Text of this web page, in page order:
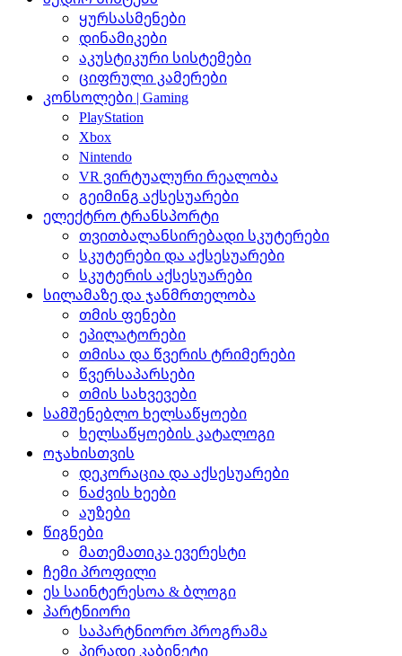
ყურსასმენები
დინამიკები
აკუსტიკური სისტემები
ციფრული კამერები
კონსოლები | Gaming
PlayStation
Xbox
Nintendo
VR ვირტუალური რეალობა
გეიმინგ აქსესუარები
ელექტრო ტრანსპორტი
თვითბალანსირებადი სკუტერები
სკუტერები და აქსესუარები
სკუტერის აქსესუარები
სილამაზე და ჯანმრთელობა
თმის ფენები
ეპილატორები
თმისა და წვერის ტრიმერები
წვერსაპარსები
თმის სახვევები
სამშენებლო ხელსაწყოები
ხელსაწყოების კატალოგი
ოჯახისთვის
დეკორაცია და აქსესუარები
ნაძვის ხეები
აუზები
წიგნები
მათემათიკა ევერესტი
ჩემი პროფილი
ეს საინტერესოა & ბლოგი
პარტნიორი
საპარტნიორო პროგრამა
პირადი კაბინეტი